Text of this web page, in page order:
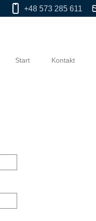
+48 573 285 611
Start Kontakt